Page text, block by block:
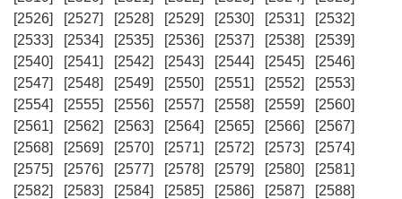
[2526]
[2527] [2528] [2529] [2530] [2531]
[2532]
[2533]
[2534] [2535] [2536] [2537] [2538]
[2539]
[2540]
[2541] [2542] [2543] [2544] [2545]
[2546]
[2547]
[2548] [2549] [2550] [2551] [2552]
[2553]
[2554]
[2555] [2556] [2557] [2558] [2559]
[2560]
[2561]
[2562] [2563] [2564] [2565] [2566]
[2567]
[2568]
[2569] [2570] [2571] [2572] [2573]
[2574]
[2575]
[2576] [2577] [2578] [2579] [2580]
[2581]
[2582]
[2583] [2584] [2585] [2586] [2587]
[2588]